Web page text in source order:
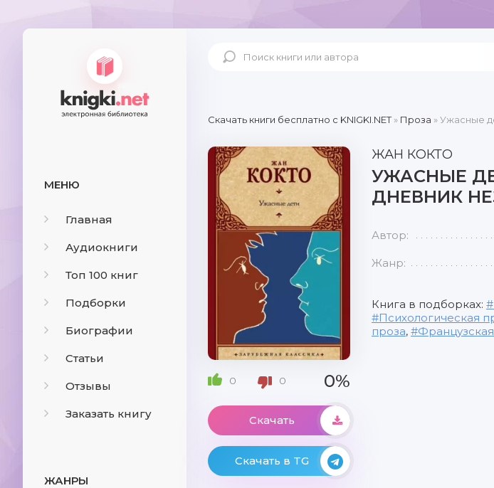
МЕНЮ
Главная
Аудиокниги
Топ 100 книг
Подборки
Биографии
Статьи
Отзывы
Заказать книгу
ЖАНРЫ
Скачать книги бесплатно c KNIGKI.NET» Проза » Ужасные
0 0 0%
Скачать
Скачать в TG
ЖАН КОКТО
УЖАСНЫЕ
ДНЕВНИК
Автор:
Жанр:
Книга в подборках:
Психологическая
проза,